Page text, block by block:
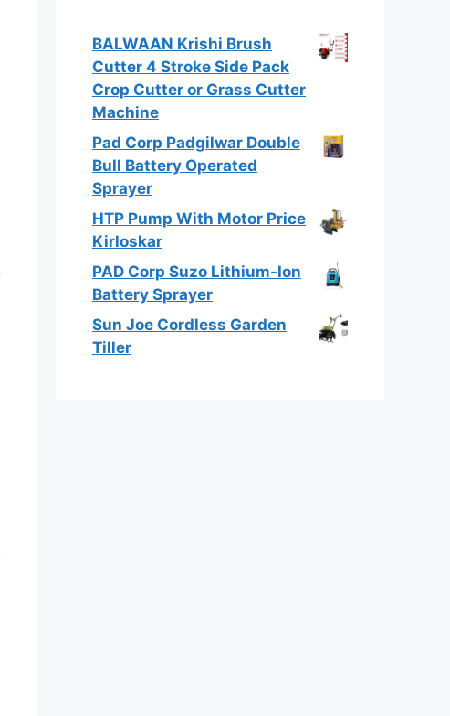
BALWAAN Krishi Brush
Cutter 4 Stroke Side Pack
Crop Cutter or Grass Cutter
Machine
Pad Corp Padgilwar Double
Bull Battery Operated
Sprayer
HTP Pump With Motor Price
Kirloskar
PAD Corp Suzo Lithium-Ion
Battery Sprayer
Sun Joe Cordless Garden
Tiller